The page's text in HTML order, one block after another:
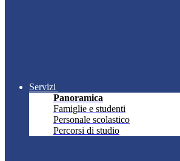
Servizi
Panoramica
Famiglie e studenti
Personale scolastico
Percorsi di studio